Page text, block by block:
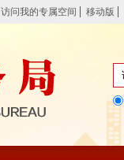
访问我的专属空间 移动版